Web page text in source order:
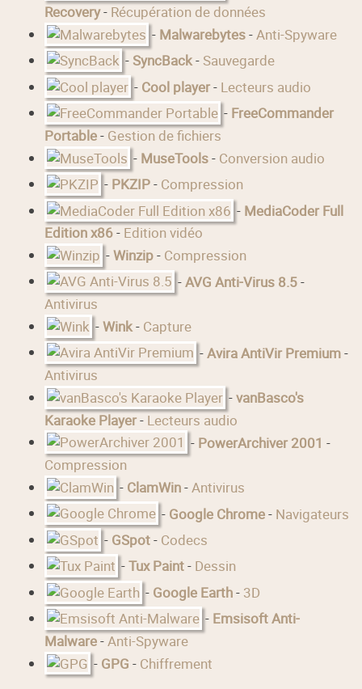
Recovery- Récupération de données
- Malwarebytes-Anti-Spyware
- SyncBack-Sauvegarde
- Cool player- Lecteurs audio
- FreeCommander
Portable- Gestion de fichiers
- MuseTools- Conversion audio
- PKZIP- Compression
- MediaCoder Full
Edition x86- Edition vidéo
-Winzip- Compression
-AVG Anti-Virus 8.5-
Antivirus
-Wink- Capture
-Avira AntiVir Premium-
Antivirus
-vanBasco's
Karaoke Player- Lecteurs audio
- PowerArchiver 2001 -
Compression
- ClamWin-Antivirus
- Google Chrome- Navigateurs
- GSpot- Codecs
-Tux Paint- Dessin
- Google Earth- 3D
- Emsisoft Anti-
Malware-Anti-Spyware
- GPG - Chiffrement